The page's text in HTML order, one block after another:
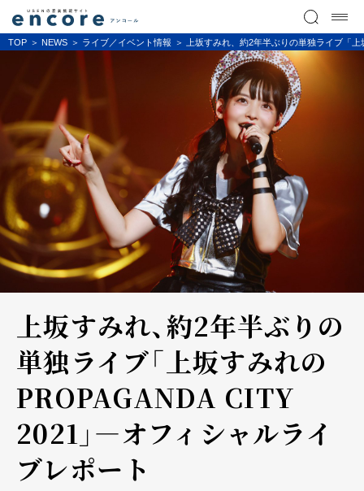
TOP NEWS ライブ／イベント情報 上坂すみれ、約2年半ぶりの単独ライブ「
上坂すみれ、約2年半ぶりの
単独ライブ「上坂すみれの
PROPAGANDA CITY
2021」―オフィシャルライ
ブレポート